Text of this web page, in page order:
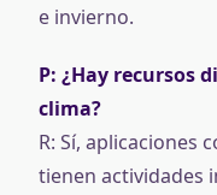
e invierno.
P: ¿Hay recursos
clima?
R: Sí, aplicaciones
tienen actividades